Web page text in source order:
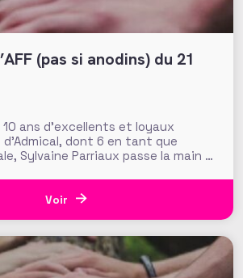
du 21
10 ans d’excellents et loyaux
dont 6 en tant que
Sylvaine Parriaux passe la main à
développement du Festival
Lyrique d’Aix en Provence. Leurs
Voir